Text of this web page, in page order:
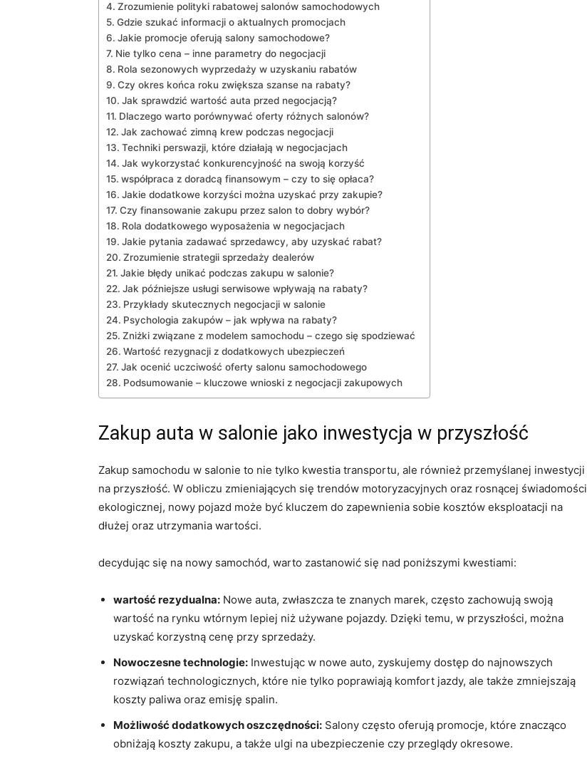
Zrozumienie polityki rabatowej salonów samochodowych
Gdzie szukać informacji o aktualnych promocjach
Jakie promocje oferują salony samochodowe?
Nie tylko cena – inne parametry do negocjacji
Rola sezonowych wyprzedaży w uzyskaniu rabatów
Czy okres końca roku zwiększa szanse na rabaty?
Jak sprawdzić wartość auta przed negocjacją?
Dlaczego warto porównywać oferty różnych salonów?
Jak zachować zimną krew podczas negocjacji
Techniki perswazji, które działają w negocjacjach
Jak wykorzystać konkurencyjność na swoją korzyść
współpraca z doradcą finansowym – czy to się opłaca?
Jakie dodatkowe korzyści można uzyskać przy zakupie?
Czy finansowanie zakupu przez salon to dobry wybór?
Rola dodatkowego wyposażenia w negocjacjach
Jakie pytania zadawać sprzedawcy, aby uzyskać rabat?
Zrozumienie strategii sprzedaży dealerów
Jakie błędy unikać podczas zakupu w salonie?
Jak późniejsze usługi serwisowe wpływają na rabaty?
Przykłady skutecznych negocjacji w salonie
Psychologia zakupów – jak wpływa na rabaty?
Zniżki związane z modelem samochodu – czego się spodziewać
Wartość rezygnacji z dodatkowych ubezpieczeń
Jak ocenić uczciwość oferty salonu samochodowego
Podsumowanie – kluczowe wnioski z negocjacji zakupowych
Zakup auta w salonie jako inwestycja w przyszłość
Zakup samochodu w salonie to nie tylko kwestia transportu, ale również przemyślanej inwestycji
na przyszłość. W obliczu zmieniających się trendów motoryzacyjnych oraz rosnącej świadomości
ekologicznej, nowy pojazd może być kluczem do zapewnienia sobie kosztów eksploatacji na
dłużej oraz utrzymania wartości.
decydując się na nowy samochód, warto zastanowić się nad poniższymi kwestiami:
wartość rezydualna: Nowe auta, zwłaszcza te znanych marek, często zachowują swoją
wartość na rynku wtórnym lepiej niż używane pojazdy. Dzięki temu, w przyszłości, można
uzyskać korzystną cenę przy sprzedaży.
Nowoczesne technologie: Inwestując w nowe auto, zyskujemy dostęp do najnowszych
rozwiązań technologicznych, które nie tylko poprawiają komfort jazdy, ale także zmniejszają
koszty paliwa oraz emisję spalin.
Możliwość dodatkowych oszczędności: Salony często oferują promocje, które znacząco
obniżają koszty zakupu, a także ulgi na ubezpieczenie czy przeglądy okresowe.